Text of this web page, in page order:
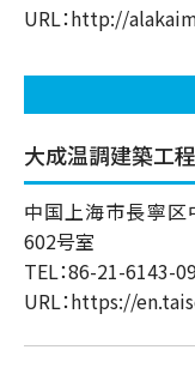
URL：http://
大成温調建築工程
中国上海市長寧
602号室
TEL：86-21-6143-
URL：https://